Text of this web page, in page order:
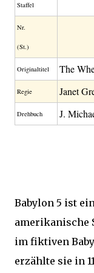
Staffel
Nr.
(St.)
Original­titel The
Regie Janet
Drehbuch J.
Babylon 5 ist
amerikanische
im fiktiven
erzählte sie in